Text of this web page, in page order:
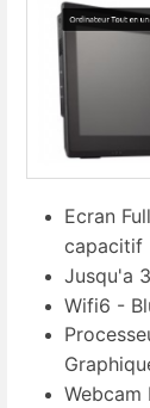
Ecran
capacitif
Jusqu'a
Wifi6 -
Webcam